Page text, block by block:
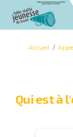
Vous êtes ici:
Accueil
Qui est à